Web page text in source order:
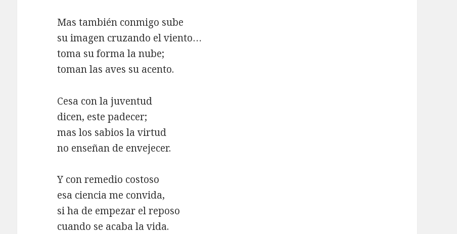
Mas también conmigo sube
su imagen cruzando el viento…
toma su forma la nube;
toman las aves su acento.
Cesa con la juventud
dicen, este padecer;
mas los sabios la virtud
no enseñan de envejecer.
Y con remedio costoso
esa ciencia me convida,
si ha de empezar el reposo
cuando se acaba la vida.